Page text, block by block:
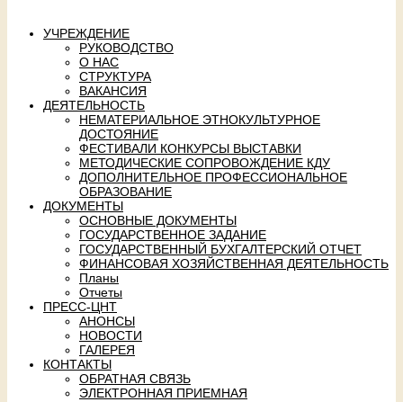
УЧРЕЖДЕНИЕ
РУКОВОДСТВО
О НАС
СТРУКТУРА
ВАКАНСИЯ
ДЕЯТЕЛЬНОСТЬ
НЕМАТЕРИАЛЬНОЕ ЭТНОКУЛЬТУРНОЕ
ДОСТОЯНИЕ
ФЕСТИВАЛИ КОНКУРСЫ ВЫСТАВКИ
МЕТОДИЧЕСКИЕ СОПРОВОЖДЕНИЕ КДУ
ДОПОЛНИТЕЛЬНОЕ ПРОФЕССИОНАЛЬНОЕ
ОБРАЗОВАНИЕ
ДОКУМЕНТЫ
ОСНОВНЫЕ ДОКУМЕНТЫ
ГОСУДАРСТВЕННОЕ ЗАДАНИЕ
ГОСУДАРСТВЕННЫЙ БУХГАЛТЕРСКИЙ ОТЧЕТ
ФИНАНСОВАЯ ХОЗЯЙСТВЕННАЯ ДЕЯТЕЛЬНОСТЬ
Планы
Отчеты
ПРЕСС-ЦНТ
АНОНСЫ
НОВОСТИ
ГАЛЕРЕЯ
КОНТАКТЫ
ОБРАТНАЯ СВЯЗЬ
ЭЛЕКТРОННАЯ ПРИЕМНАЯ